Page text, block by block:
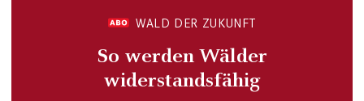
WALD DER ZUKUNFT
So werden Wälder
widerstandsfähig